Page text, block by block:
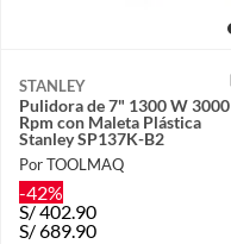
STANLEY
Pulidora de 7" 1300 W 3000
Rpm con Maleta Plástica
Stanley SP137K-B2
Por TOOLMAQ
-42%
S/402.90
S/689.90